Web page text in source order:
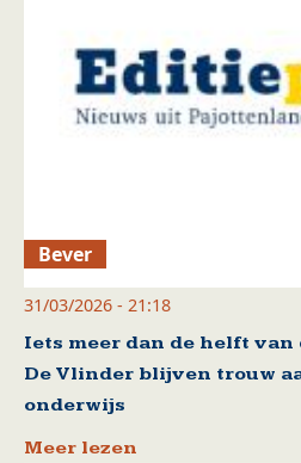
Bever
31/03/2026 - 21:18
Iets meer dan de helft
De Vlinder blijven trouw
onderwijs
Meer lezen